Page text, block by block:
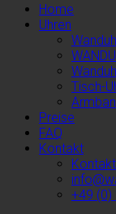
Home
Uhren
Tisch-
Preise
FAQ
Kontakt
+49 (0)